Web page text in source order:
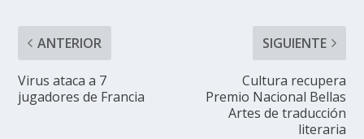
ANTERIOR
Virus ataca a 7
jugadores de Francia
SIGUIENTE
Cultura recupera
Premio Nacional Bellas
Artes de traducción
literaria